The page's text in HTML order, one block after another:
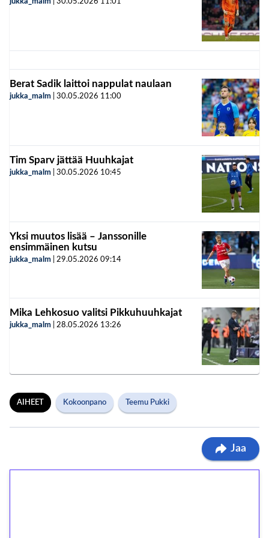
jukka_malm 30.05.2026 11:01
Berat Sadik laittoi nappulat naulaan
jukka_malm 30.05.2026 11:00
Tim Sparv jättää Huuhkajat
jukka_malm 30.05.2026 10:45
Yksi muutos lisää – Janssonille
ensimmäinen kutsu
jukka_malm 29.05.2026 09:14
Mika Lehkosuo valitsi Pikkuhuuhkajat
jukka_malm 28.05.2026 13:26
AIHEET Kokoonpano Teemu Pukki
Jaa